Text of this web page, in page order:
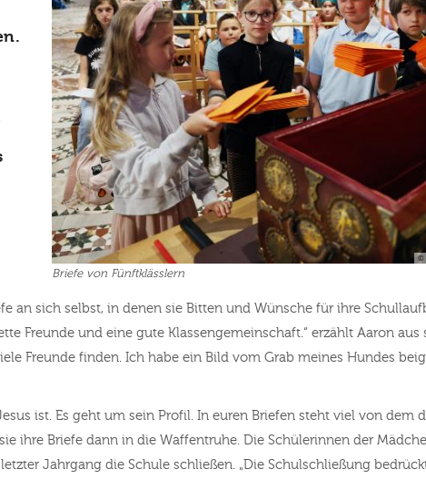
©
Briefe von Fünftklässlern
an sich selbst, in denen sie Bitten und Wünsche für ihre
Freunde und eine gute Klassengemeinschaft.“ erzählt Aaron aus
Freunde finden. Ich habe ein Bild vom Grab meines Hundes
ist. Es geht um sein Profil. In euren Briefen steht viel von dem
ihre Briefe dann in die Waffentruhe. Die Schülerinnen der
Jahrgang die Schule schließen. „Die Schulschließung